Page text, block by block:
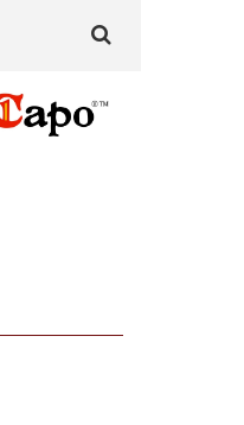
for: